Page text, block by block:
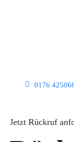
0176
Jetzt Rückruf